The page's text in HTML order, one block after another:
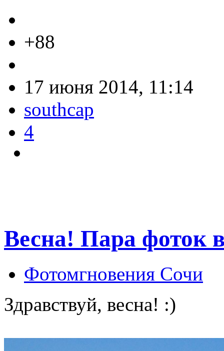
+88
17 июня 2014, 11:14
southcap
4
Весна! Пара фоток
Фотомгновения Сочи
Здравствуй, весна! :)